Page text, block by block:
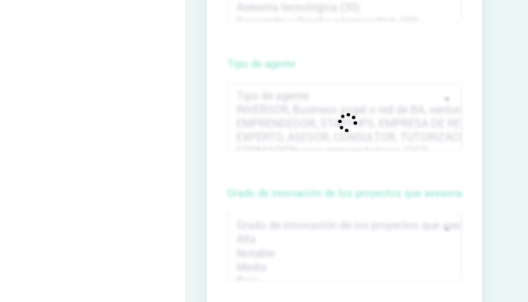
Tipo de agente
Grado de innovación de los proyectos que asesora